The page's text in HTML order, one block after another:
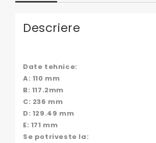
Descriere
Date tehnice:
A: 110 mm
B: 117.2mm
C: 236 mm
D: 129.49 mm
E: 171 mm
Se potriveste la: